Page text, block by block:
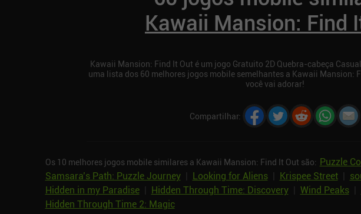
Kawaii Mansion: Find
Kawaii Mansion: Find It Out é um jogo Gratuito 2D Quebra-cabeça
uma lista dos 60 melhores jogos mobile semelhantes a Kawaii Mansion:
você vai adorar!
Compartilhar:
Os 10 melhores jogos mobile similares a Kawaii Mansion: Find It Out são: Puzzle
Samsara’s Path: Puzzle Journey| Looking for Aliens| Krispee Street|
Hidden in my Paradise| Hidden Through Time: Discovery| Wind Peaks|
Hidden Through Time 2: Magic